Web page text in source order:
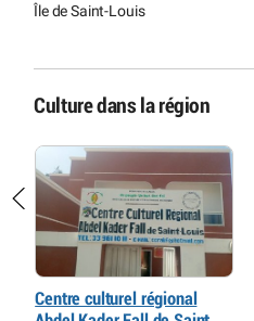
Île de Saint-Louis
Culture dans la région
Centre culturel régional